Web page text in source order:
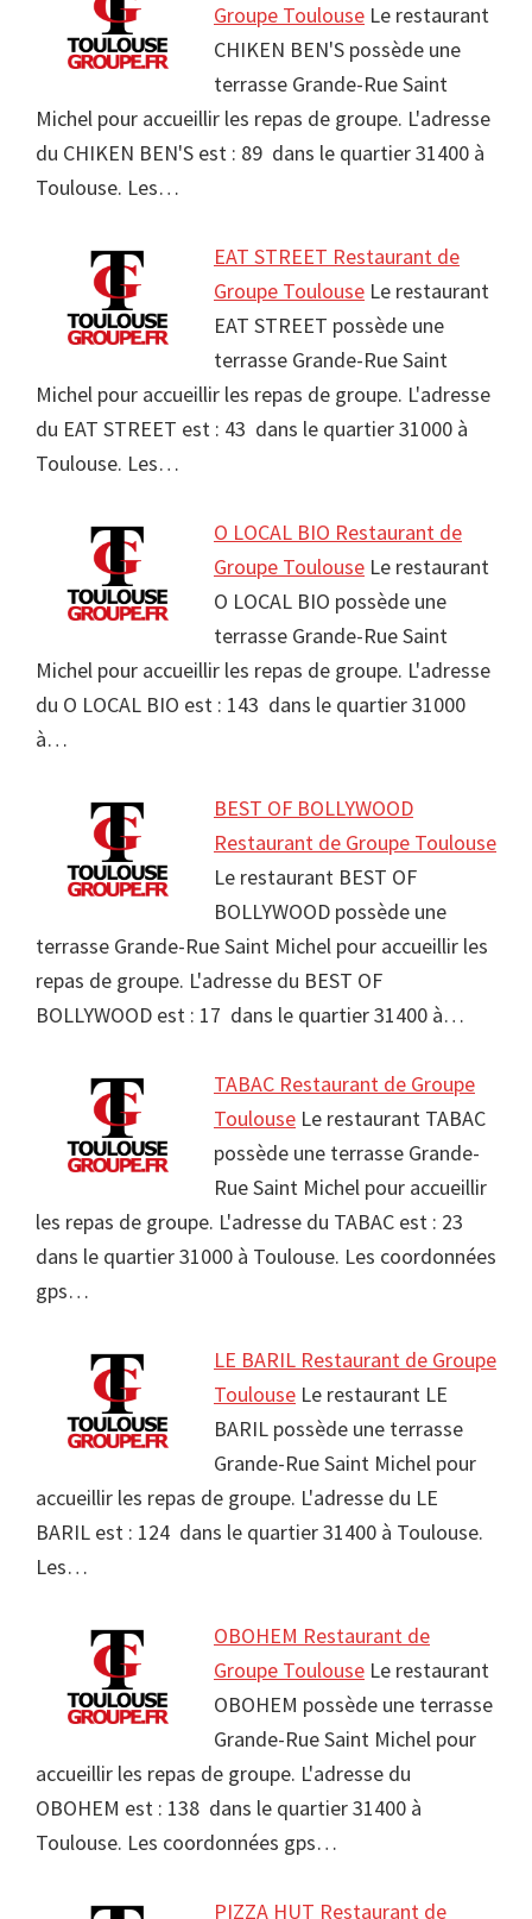
Groupe Toulouse Le restaurant
CHIKEN BEN'S possède une
terrasse Grande-Rue Saint
Michel pour accueillir les repas de groupe. L'adresse
du CHIKEN BEN'S est : 89 dans le quartier 31400 à
Toulouse. Les…
EAT STREET Restaurant de
Groupe Toulouse Le restaurant
EAT STREET possède une
terrasse Grande-Rue Saint
Michel pour accueillir les repas de groupe. L'adresse
du EAT STREET est : 43 dans le quartier 31000 à
Toulouse. Les…
O LOCAL BIO Restaurant de
Groupe Toulouse Le restaurant
O LOCAL BIO possède une
terrasse Grande-Rue Saint
Michel pour accueillir les repas de groupe. L'adresse
du O LOCAL BIO est : 143 dans le quartier 31000
à…
BEST OF BOLLYWOOD
Restaurant de Groupe Toulouse
Le restaurant BEST OF
BOLLYWOOD possède une
terrasse Grande-Rue Saint Michel pour accueillir les
repas de groupe. L'adresse du BEST OF
BOLLYWOOD est : 17 dans le quartier 31400 à…
TABAC Restaurant de Groupe
Toulouse Le restaurant TABAC
possède une terrasse Grande-
Rue Saint Michel pour accueillir
les repas de groupe. L'adresse du TABAC est : 23
dans le quartier 31000 à Toulouse. Les coordonnées
gps…
LE BARIL Restaurant de Groupe
Toulouse Le restaurant LE
BARIL possède une terrasse
Grande-Rue Saint Michel pour
accueillir les repas de groupe. L'adresse du LE
BARIL est : 124 dans le quartier 31400 à Toulouse.
Les…
OBOHEM Restaurant de
Groupe Toulouse Le restaurant
OBOHEM possède une terrasse
Grande-Rue Saint Michel pour
accueillir les repas de groupe. L'adresse du
OBOHEM est : 138 dans le quartier 31400 à
Toulouse. Les coordonnées gps…
PIZZA HUT Restaurant de